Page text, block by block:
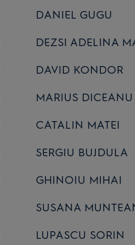
DANIEL GUGU
DEZSI ADELINA
DAVID KONDOR
MARIUS DICEANU
CATALIN MATEI
SERGIU BUJDULA
GHINOIU MIHAI
SUSANA
LUPASCU SORIN